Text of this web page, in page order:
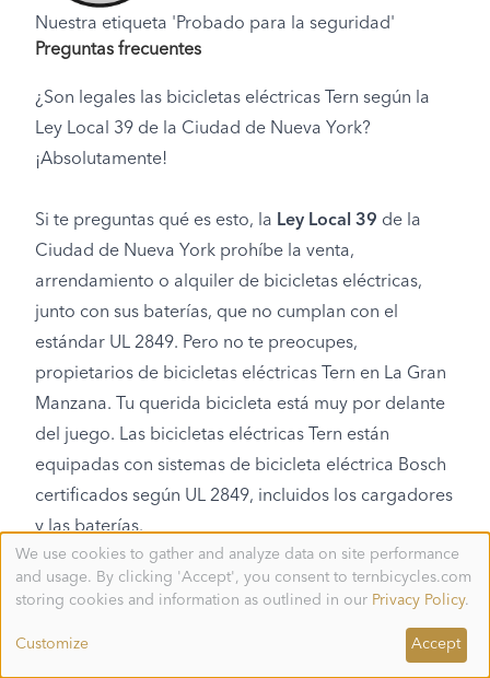
Nuestra etiqueta 'Probado para la seguridad'
Preguntas frecuentes
¿Son legales las bicicletas eléctricas Tern según la
Ley Local 39 de la Ciudad de Nueva York?
¡Absolutamente!
Si te preguntas qué es esto, la Ley Local 39 de la
Ciudad de Nueva York prohíbe la venta,
arrendamiento o alquiler de bicicletas eléctricas,
junto con sus baterías, que no cumplan con el
estándar UL 2849. Pero no te preocupes,
propietarios de bicicletas eléctricas Tern en La Gran
Manzana. Tu querida bicicleta está muy por delante
del juego. Las bicicletas eléctricas Tern están
equipadas con sistemas de bicicleta eléctrica Bosch
certificados según UL 2849, incluidos los cargadores
y las baterías.
¿Por qué solo hay unas pocas bicicletas eléctricas
certificadas?
Certificar bicicletas eléctricas mediante un
Use
of
personal
and
We use cookies to gather and analyze data on site performance
and usage. By clicking 'Accept', you consent to ternbicycles.com
storing cookies and information as outlined in our Privacy Policy.
Customize Accept